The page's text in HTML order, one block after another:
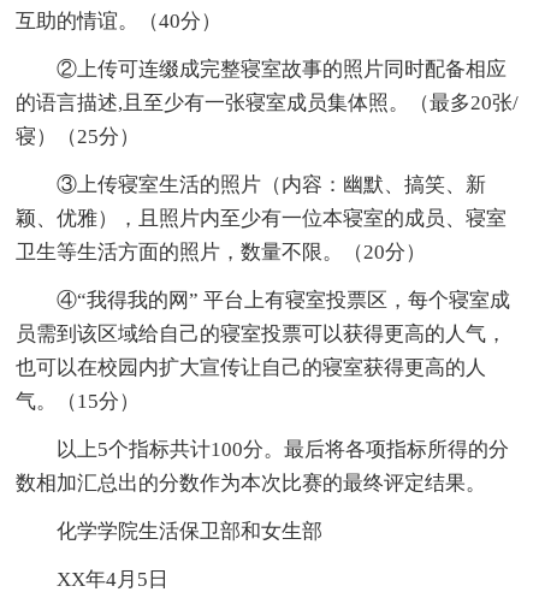
互助的情谊。（40分）
②上传可连缀成完整寝室故事的照片同时配备相应
的语言描述,且至少有一张寝室成员集体照。（最多20张/
寝）（25分）
③上传寝室生活的照片（内容：幽默、搞笑、新
颖、优雅），且照片内至少有一位本寝室的成员、寝室
卫生等生活方面的照片，数量不限。（20分）
④“我得我的网” 平台上有寝室投票区，每个寝室成
员需到该区域给自己的寝室投票可以获得更高的人气，
也可以在校园内扩大宣传让自己的寝室获得更高的人
气。（15分）
以上5个指标共计100分。最后将各项指标所得的分
数相加汇总出的分数作为本次比赛的最终评定结果。
化学学院生活保卫部和女生部
XX年4月5日